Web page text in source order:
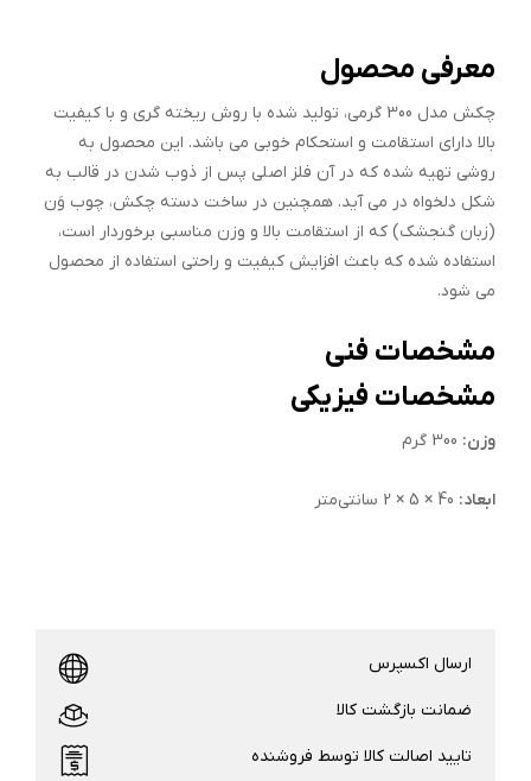
معرفی محصول
چکش مدل 300 گرمی، تولید شده با روش ریخته گری و با کیفیت
بالا دارای استقامت و استحکام خوبی می باشد. این محصول به
روشی تهیه شده که در آن فلز اصلی پس از ذوب شدن در قالب به
شکل دلخواه در می آید. همچنین در ساخت دسته چکش، چوب وَن
(زبان گنجشک) که از استقامت بالا و وزن مناسبی برخوردار است،
استفاده شده که باعث افزایش کیفیت و راحتی استفاده از محصول
می شود.
مشخصات فنی
مشخصات فیزیکی
وزن:
ابعاد:
ارسال اکسپرس
ضمانت بازگشت کالا
تایید اصالت کالا توسط فروشنده